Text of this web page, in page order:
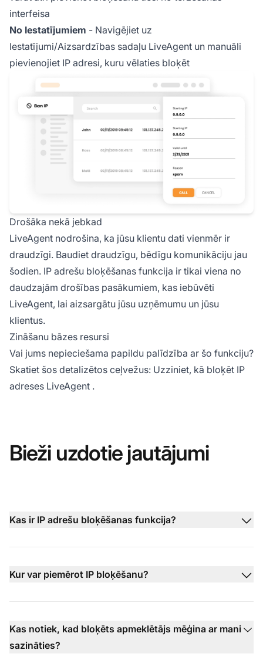
interfeisa
No Iestatījumiem - Navigējiet uz
Iestatījumi/Aizsardzības sadaļu LiveAgent un manuāli
pievienojiet IP adresi, kuru vēlaties bloķēt
Drošāka nekā jebkad
LiveAgent nodrošina, ka jūsu klientu dati vienmēr ir
draudzīgi. Baudiet draudzīgu, bēdīgu komunikāciju jau
šodien. IP adrešu bloķēšanas funkcija ir tikai viena no
daudzajām drošības pasākumiem, kas iebūvēti
LiveAgent, lai aizsargātu jūsu uzņēmumu un jūsu
klientus.
Zināšanu bāzes resursi
Vai jums nepieciešama papildu palīdzība ar šo funkciju?
Skatiet šos detalizētos ceļvežus: Uzziniet, kā bloķēt IP
adreses LiveAgent .
Bieži uzdotie jautājumi
Kas ir IP adrešu bloķēšanas funkcija?
Kur var piemērot IP bloķēšanu?
Kas notiek, kad bloķēts apmeklētājs mēģina ar mani
sazināties?